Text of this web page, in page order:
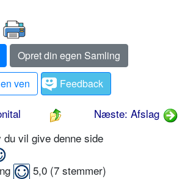
Opret din egen Samling
ven
Feedback
Næste: Afslag
vil give denne side
5,0 (7 stemmer)